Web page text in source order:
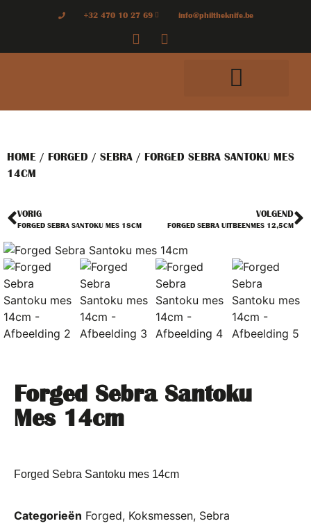
+32 470 10 27 69 info@philtheknife.be
HOME / FORGED / SEBRA / FORGED SEBRA SANTOKU MES
14CM
VORIG
FORGED SEBRA SANTOKU MES 18CM
VOLGEND
FORGED SEBRA UITBEENMES 12,5CM
Forged Sebra Santoku
Mes 14cm
Forged Sebra Santoku mes 14cm
Categorieën Forged, Koksmessen, Sebra